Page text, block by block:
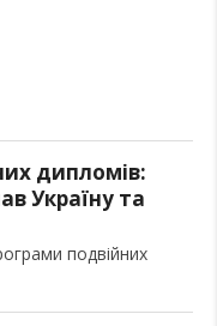
дипломів:
Україну та
подвійних